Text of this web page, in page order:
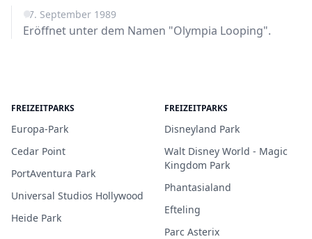
17. September 1989
Eröffnet unter dem Namen "Olympia Looping".
FREIZEITPARKS
Europa-Park
Cedar Point
PortAventura Park
Universal Studios Hollywood
Heide Park
FREIZEITPARKS
Disneyland Park
Walt Disney World - Magic
Kingdom Park
Phantasialand
Efteling
Parc Asterix